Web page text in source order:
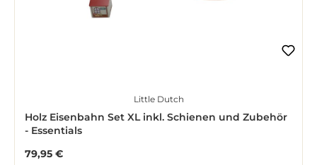
Little Dutch
Holz Eisenbahn Set XL inkl. Schienen und Zubehör
- Essentials
Regulärer Preis:
79,95 €